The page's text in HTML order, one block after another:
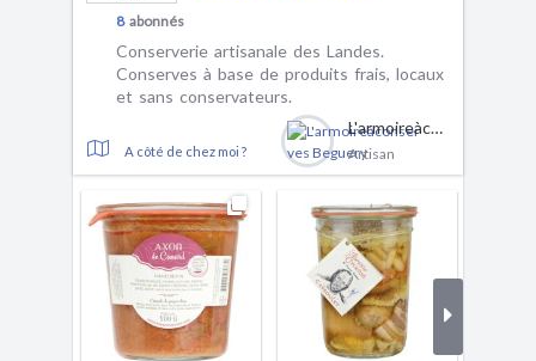
8abonnés
Conserverie artisanale des Landes.
Conserves à base de produits frais, locaux
et sans conservateurs.
A côté de chez moi ?
L'armoireàconserves Beguery
Artisan